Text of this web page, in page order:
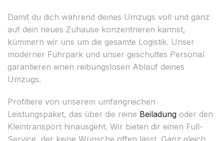
Damit du dich während deines Umzugs voll und ganz
auf dein neues Zuhause konzentrieren kannst,
kümmern wir uns um die gesamte Logistik. Unser
moderner Fuhrpark und unser geschultes Personal
garantieren einen reibungslosen Ablauf deines
Umzugs.
Profitiere von unserem umfangreichen
Leistungspaket, das über die reine Beiladung oder den
Kleintransport hinausgeht. Wir bieten dir einen Full-
Service, der keine Wünsche offen lässt. Ganz gleich,